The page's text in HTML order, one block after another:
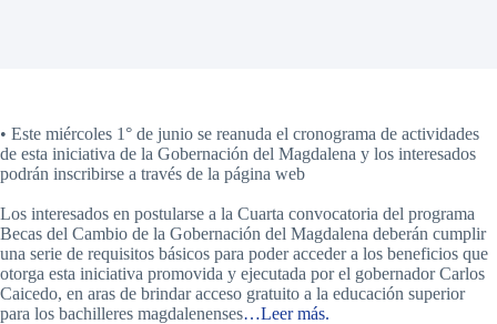
• Este miércoles 1° de junio se reanuda el cronograma de actividades
de esta iniciativa de la Gobernación del Magdalena y los interesados
podrán inscribirse a través de la página web
Los interesados en postularse a la Cuarta convocatoria del programa
Becas del Cambio de la Gobernación del Magdalena deberán cumplir
una serie de requisitos básicos para poder acceder a los beneficios que
otorga esta iniciativa promovida y ejecutada por el gobernador Carlos
Caicedo, en aras de brindar acceso gratuito a la educación superior
para los bachilleres magdalenenses…Leer más.